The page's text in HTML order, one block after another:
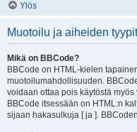
Ylös
Muotoilu ja aiheiden tyypit
Mikä on BBCode?
BBCode on HTML-kielen
muotoilumahdollisuuden.
voidaan ottaa pois käytöstä
BBCode itsessään on HTML:n
sijaan hakasulkuja [ ja ].